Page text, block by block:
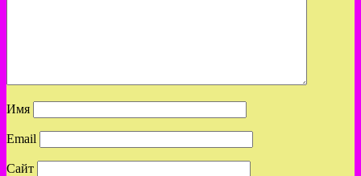
Имя
Email
Сайт